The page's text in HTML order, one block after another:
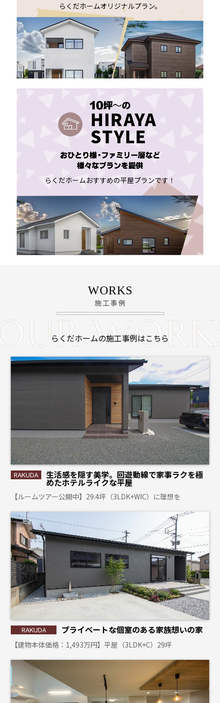
らくだホームオリジナルプラン。
らくだホームおすすめの平屋プランです！
WORKS
施工事例
らくだホームの施工事例はこちら
生活感を隠す美学。回遊動線で家事ラクを極
めたホテルライクな平屋
【ルームツアー公開中】29.4坪（3LDK+WIC）に理想を
プライベートな個室のある家族想いの家
【建物本体価格：1,493万円】平屋（3LDK+C）29坪